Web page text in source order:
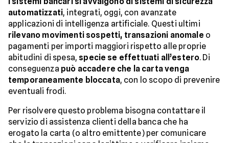
automatizzati, integrati, oggi, con avanzate
applicazioni di intelligenza artificiale. Questi ultimi
rilevano movimenti sospetti, transazioni anomale o
pagamenti per importi maggiori rispetto alle proprie
abitudini di spesa, specie se effettuati all’estero. Di
conseguenza può accadere che la carta venga
temporaneamente bloccata, con lo scopo di prevenire
eventuali frodi.
Per risolvere questo problema bisogna contattare il
servizio di assistenza clienti della banca che ha
erogato la carta (o altro emittente) per comunicare